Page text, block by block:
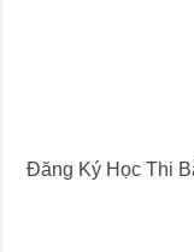
Đăng Ký Học Thi